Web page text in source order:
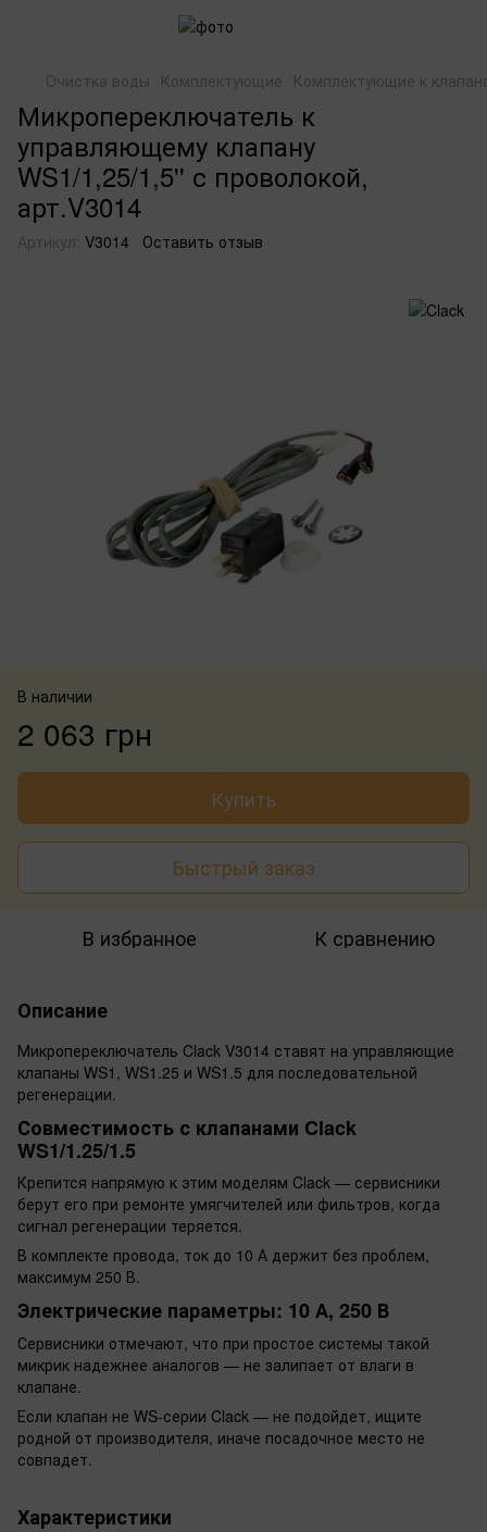
Очистка воды Комплектующие Комплектующие к
Микропереключатель к
управляющему клапану
WS1/1,25/1,5'' с проволокой,
арт.V3014
Артикул: V3014 Оставить отзыв
В наличии
2 063 грн
Купить
Быстрый заказ
В избранное К сравнению
Описание
Микропереключатель Clack V3014 ставят на управляющие
клапаны WS1, WS1.25 и WS1.5 для последовательной
регенерации.
Совместимость с клапанами Clack
WS1/1.25/1.5
Крепится напрямую к этим моделям Clack — сервисники
берут его при ремонте умягчителей или фильтров, когда
сигнал регенерации теряется.
В комплекте провода, ток до 10 А держит без проблем,
максимум 250 В.
Электрические параметры: 10 А, 250 В
Сервисники отмечают, что при простое системы такой
микрик надежнее аналогов — не залипает от влаги в
клапане.
Если клапан не WS-серии Clack — не подойдет, ищите
родной от производителя, иначе посадочное место не
совпадет.
Характеристики